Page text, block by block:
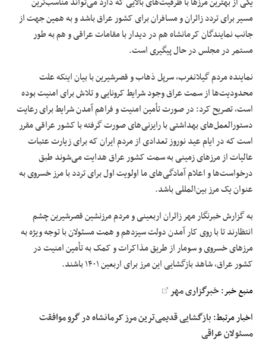
مسیربرای تردد زائران و مسافران برای کشور عراق باشد و به همین جهتاز
جانبنمایندگان کرمانشاه هم در دیدار با مقامات عراقی و هم به طور
مستمردر مجلس در حال پیگیری است.
نماینده مردمگیلانغرب،سرپلذهابو قصرشیرین با بیان اینکه علت
محدودیت‌ها از سمت عراق وجود شرایط کرونایی و تلاش برای امنیت بوده
است، تصریح کرد: در صورت تأمین امنیت و فراهم آمدن شرایط برای رعایت
دستورالعمل‌های بهداشتی با رایزنی‌های صورت گرفته با کشور عراقی مقرر
است که در ایامعید نوروزتعدادیاز مردم ایران که برای زیارت عتبات
عالیات از مرزهای زمینی به سمت کشور عراق هدایت می‌شوند طبق
درخواست‌ها و اعلام آمادگی‌های ما اولویتاولبرای تردد با مرز خسروی به
عنوان یک مرزبین‌المللی باشد.
به گزارش خبرنگار مهر زائران اربعینی و مردم مرزنشین قصرشیرین چشم
انتظارند تا با روی کار آمدن دولت سیزدهم و همت مسئولان با توجه ویژه به
مرزهای خسروی وسوماراز طریق مذاکرات و کمک به تأمین امنیت در
کشور عراق، شاهد بازگشایی این مرز برای اربعین
باشند.
منبع خبر:خبرگزاری مهر
اخبار مرتبط:بازگشایی قدیمی‌ترین مرز کرمانشاه در گرو موافقت
مسئولان عراقی